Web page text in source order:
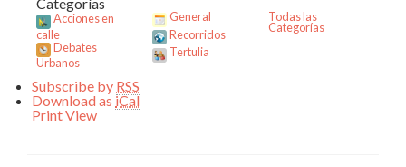
Acciones en
calle
Debates
Urbanos
General
Recorridos
Tertulia
Todas las
Categorías
Subscribe by RSS
Download as iCal
PrintView